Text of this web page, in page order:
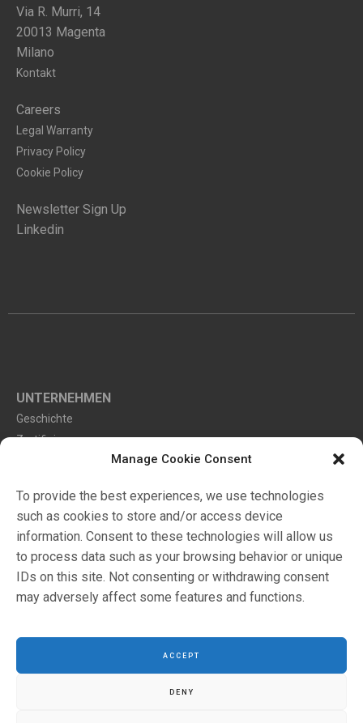
Manage Cookie Consent
To provide the best experiences, we use technologies
such as cookies to store and/or access device
information. Consent to these technologies will allow us
to process data such as your browsing behavior or unique
IDs on this site. Not consenting or withdrawing consent
may adversely affect some features and functions.
ACCEPT
DENY
Via R. Murri, 14
20013 Magenta
Milano
Kontakt
Careers
Legal Warranty
Privacy Policy
Cookie Policy
Newsletter Sign Up
Linkedin
UNTERNEHMEN
Geschichte
Zertifizierungen
Markets
Katalog
Händler